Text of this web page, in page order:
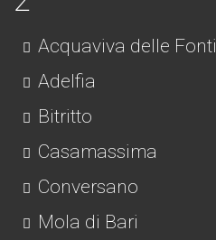
Acquaviva delle Fonti
Adelfia
Bitritto
Casamassima
Conversano
Mola di Bari